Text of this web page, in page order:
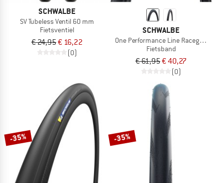
SCHWALBE
SV Tubeless Ventil 60 mm
Fietsventiel
€ 24,95€ 16,22
(0)
SCHWALBE
One Performance Line Raceguard
Fietsband
€ 61,95€ 40,27
(0)
-35% -35%